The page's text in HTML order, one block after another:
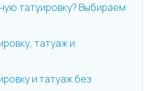
татуировку? Выбираем
татуаж и
и татуаж без